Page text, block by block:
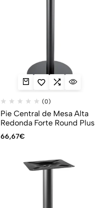
(0)
Pie Central de Mesa Alta
Redonda Forte Round Plus
66,67€